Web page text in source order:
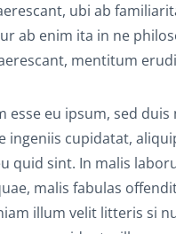
ubi ab
ab enim ita in ne
mentitum
esse eu ipsum, sed
ingeniis cupidatat,
quid sint. In malis
malis fabulas
illum velit litteris si